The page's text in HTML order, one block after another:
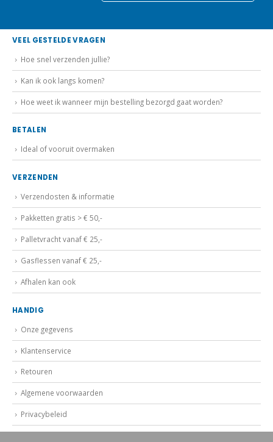
VEEL GESTELDE VRAGEN
Hoe snel verzenden jullie?
Kan ik ook langs komen?
Hoe weet ik wanneer mijn bestelling bezorgd gaat worden?
BETALEN
Ideal of vooruit overmaken
VERZENDEN
Verzendosten & informatie
Pakketten gratis > € 50,-
Palletvracht vanaf € 25,-
Gasflessen vanaf € 25,-
Afhalen kan ook
HANDIG
Onze gegevens
Klantenservice
Retouren
Algemene voorwaarden
Privacybeleid